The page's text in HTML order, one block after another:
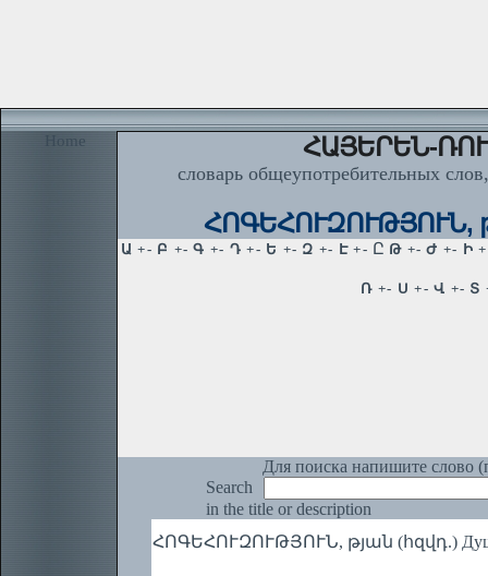
Home ՀԱՅԵՐԵՆ-
словарь общеупотребительных
ՀՈԳԵՀՈՒԶՈՒԹՅՈՒՆ,
Для поиска напишите слово
Search
in the title or description
ՀՈԳԵՀՈՒԶՈՒԹՅՈՒՆ, թյան (հզվդ.)